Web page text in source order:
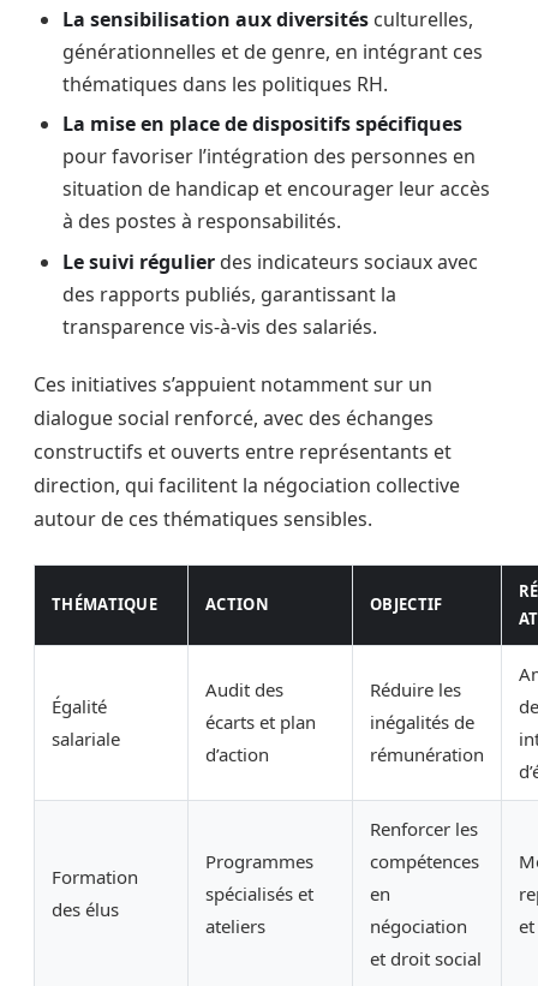
La sensibilisation aux diversités culturelles,
générationnelles et de genre, en intégrant ces
thématiques dans les politiques RH.
La mise en place de dispositifs spécifiques
pour favoriser l’intégration des personnes en
situation de handicap et encourager leur accès
à des postes à responsabilités.
Le suivi régulier des indicateurs sociaux avec
des rapports publiés, garantissant la
transparence vis-à-vis des salariés.
Ces initiatives s’appuient notamment sur un
dialogue social renforcé, avec des échanges
constructifs et ouverts entre représentants et
direction, qui facilitent la négociation collective
autour de ces thématiques sensibles.
THÉMATIQUE ACTION OBJECTIF
Égalité
salariale
Audit des
écarts et plan
d’action
Réduire les
inégalités de
rémunération
Formation
des élus
Programmes
spécialisés et
ateliers
Renforcer les
compétences
en
négociation
et droit social